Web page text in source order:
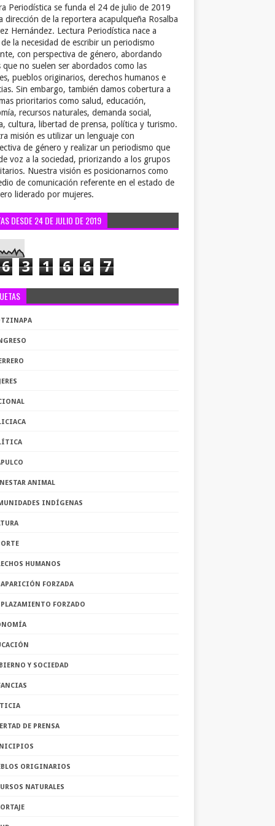
Periodística se funda el 24 de julio de 2019
dirección de la reportera acapulqueña Rosalba
Hernández. Lectura Periodística nace a
la necesidad de escribir un periodismo
con perspectiva de género, abordando
que no suelen ser abordados como las
pueblos originarios, derechos humanos e
Sin embargo, también damos cobertura a
prioritarios como salud, educación,
recursos naturales, demanda social,
cultura, libertad de prensa, política y turismo.
misión es utilizar un lenguaje con
de género y realizar un periodismo que
voz a la sociedad, priorizando a los grupos
Nuestra visión es posicionarnos como
de comunicación referente en el estado de
liderado por mujeres.
DESDE 24 DE JULIO DE 2019
6 3 1 6 6 7
ANIMAL
INDÍGENAS
HUMANOS
FORZADA
FORZADO
Y SOCIEDAD
DE PRENSA
ORIGINARIOS
NATURALES